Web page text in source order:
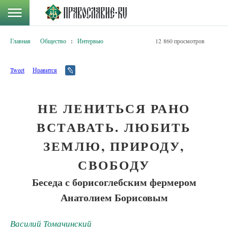
Главная Общество : Интервью 12 860 просмотров
Tweet Нравится
НЕ ЛЕНИТЬСЯ РАНО
ВСТАВАТЬ. ЛЮБИТЬ
ЗЕМЛЮ, ПРИРОДУ,
СВОБОДУ
Беседа с борисоглебским фермером
Анатолием Борисовым
Василий Томачинский